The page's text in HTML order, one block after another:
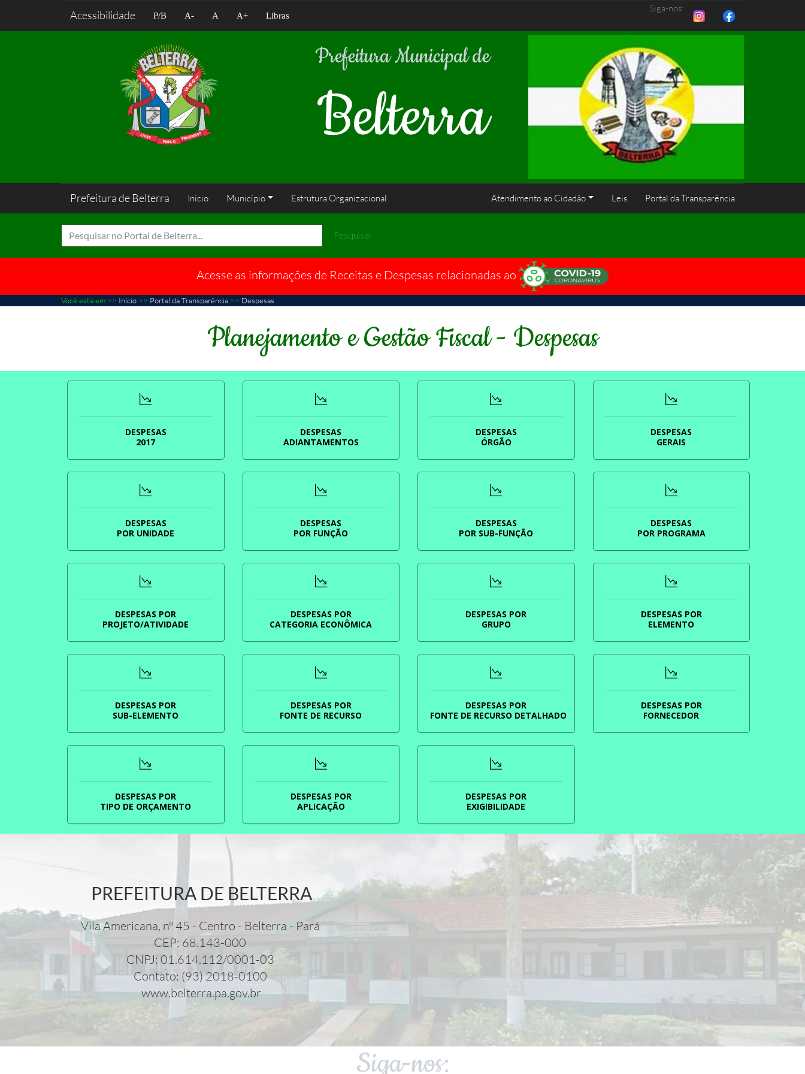
Acessibilidade P/B A- A A+ Libras
Siga-nos:
Prefeitura Municipal de
Belterra
Prefeitura de Belterra Início Município Estrutura Organizacional Atendimento ao Cidadão Leis Portal da Transparência
Pesquisar
Acesse as informações de Receitas e Despesas relacionadas ao
Você está em >> Início >> Portal da Transparência >> Despesas
Planejamento e Gestão Fiscal - Despesas
DESPESAS
2017
DESPESAS
ADIANTAMENTOS
DESPESAS
ÓRGÃO
DESPESAS
GERAIS
DESPESAS
POR UNIDADE
DESPESAS
POR FUNÇÃO
DESPESAS
POR SUB-FUNÇÃO
DESPESAS
POR PROGRAMA
DESPESAS POR
PROJETO/ATIVIDADE
DESPESAS POR
CATEGORIA ECONÔMICA
DESPESAS POR
GRUPO
DESPESAS POR
ELEMENTO
DESPESAS POR
SUB-ELEMENTO
DESPESAS POR
FONTE DE RECURSO
DESPESAS POR
FONTE DE RECURSO DETALHADO
DESPESAS POR
FORNECEDOR
DESPESAS POR
TIPO DE ORÇAMENTO
DESPESAS POR
APLICAÇÃO
DESPESAS POR
EXIGIBILIDADE
PREFEITURA DE BELTERRA
Vila Americana, nº 45 - Centro - Belterra - Pará
CEP: 68.143-000
CNPJ: 01.614.112/0001-03
Contato: (93) 2018-0100
www.belterra.pa.gov.br
Siga-nos: